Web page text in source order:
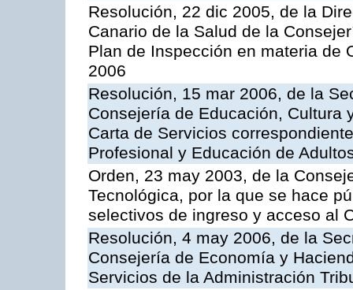
Resolución, 22 dic 2005, de la
Canario de la Salud de la
Plan de Inspección en materia de
2006
Resolución, 15 mar 2006, de la
Consejería de Educación, Cultura
Carta de Servicios
Profesional y Educación de
Orden, 23 may 2003, de la
Tecnológica, por la que se hace
selectivos de ingreso y acceso al
Resolución, 4 may 2006, de la
Consejería de Economía y
Servicios de la Administración